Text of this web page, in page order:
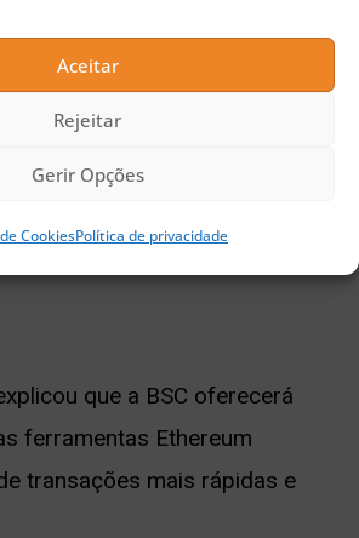
Aceitar
Rejeitar
Gerir Opções
CookiesPolítica de privacidade
inflacionária, não
de mineração
redes de Bitcoin e
a taxa de gas será a
que a BSC oferecerá
ferramentas Ethereum
transações mais rápidas e